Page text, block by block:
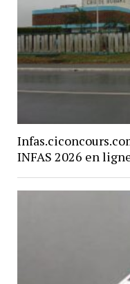
INFAS 2026 en